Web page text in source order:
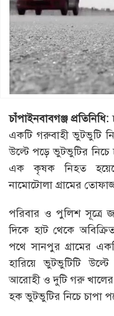
চাঁপাইনবাবগঞ্জ প্রতিনিধি:
একটি গরুবাহী ভুটভুটি
উল্টে পড়ে ভুটভুটির
এক কৃষক নিহত
নামোটোলা গ্রামের
পরিবার ও পুলিশ সূত্রে
দিকে হাট থেকে
পথে সানপুর গ্রামের
হারিয়ে ভুটভুটিটি
আরোহী ও দুটি গরু
হক ভুটভুটির নিচে চাপা